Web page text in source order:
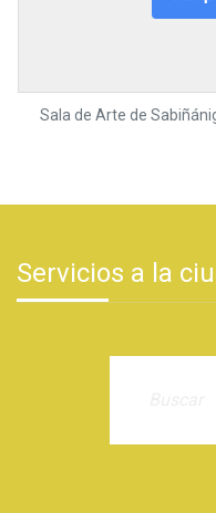
Sala de Arte de
Servicios a la